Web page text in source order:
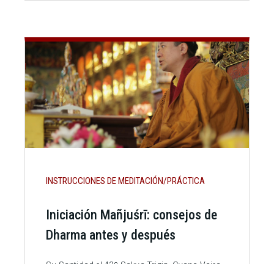
INSTRUCCIONES DE MEDITACIÓN/PRÁCTICA
Iniciación Mañjuśrī: consejos de
Dharma antes y después